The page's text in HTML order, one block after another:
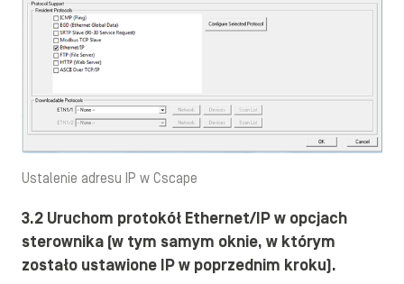
Ustalenie adresu IP w Cscape
3.2 Uruchom protokół Ethernet/IP w opcjach
sterownika (w tym samym oknie, w którym
zostało ustawione IP w poprzednim kroku).